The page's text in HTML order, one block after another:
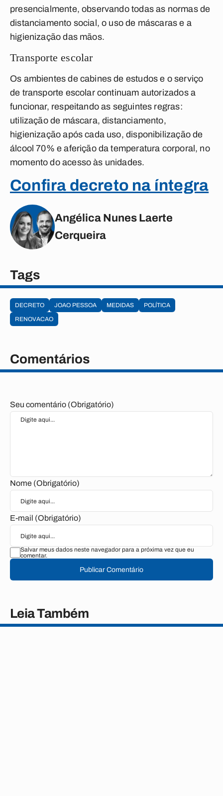
presencialmente, observando todas as normas de
distanciamento social, o uso de máscaras e a
higienização das mãos.
Transporte escolar
Os ambientes de cabines de estudos e o serviço
de transporte escolar continuam autorizados a
funcionar, respeitando as seguintes regras:
utilização de máscara, distanciamento,
higienização após cada uso, disponibilização de
álcool 70% e aferição da temperatura corporal, no
momento do acesso às unidades.
Confira decreto na íntegra
Angélica Nunes Laerte
Cerqueira
Tags
DECRETO JOAO PESSOA MEDIDAS
POLÍTICA
RENOVACAO
Comentários
Seu comentário (Obrigatório)
Nome (Obrigatório)
E-mail (Obrigatório)
Salvar meus dados neste navegador para a próxima vez que eu
comentar.
Publicar Comentário
Leia Também